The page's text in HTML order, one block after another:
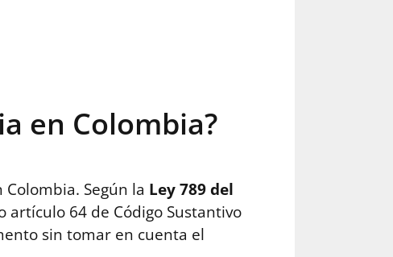
en Colombia?
Según la Ley 789 del
64 de Código Sustantivo
sin tomar en cuenta el